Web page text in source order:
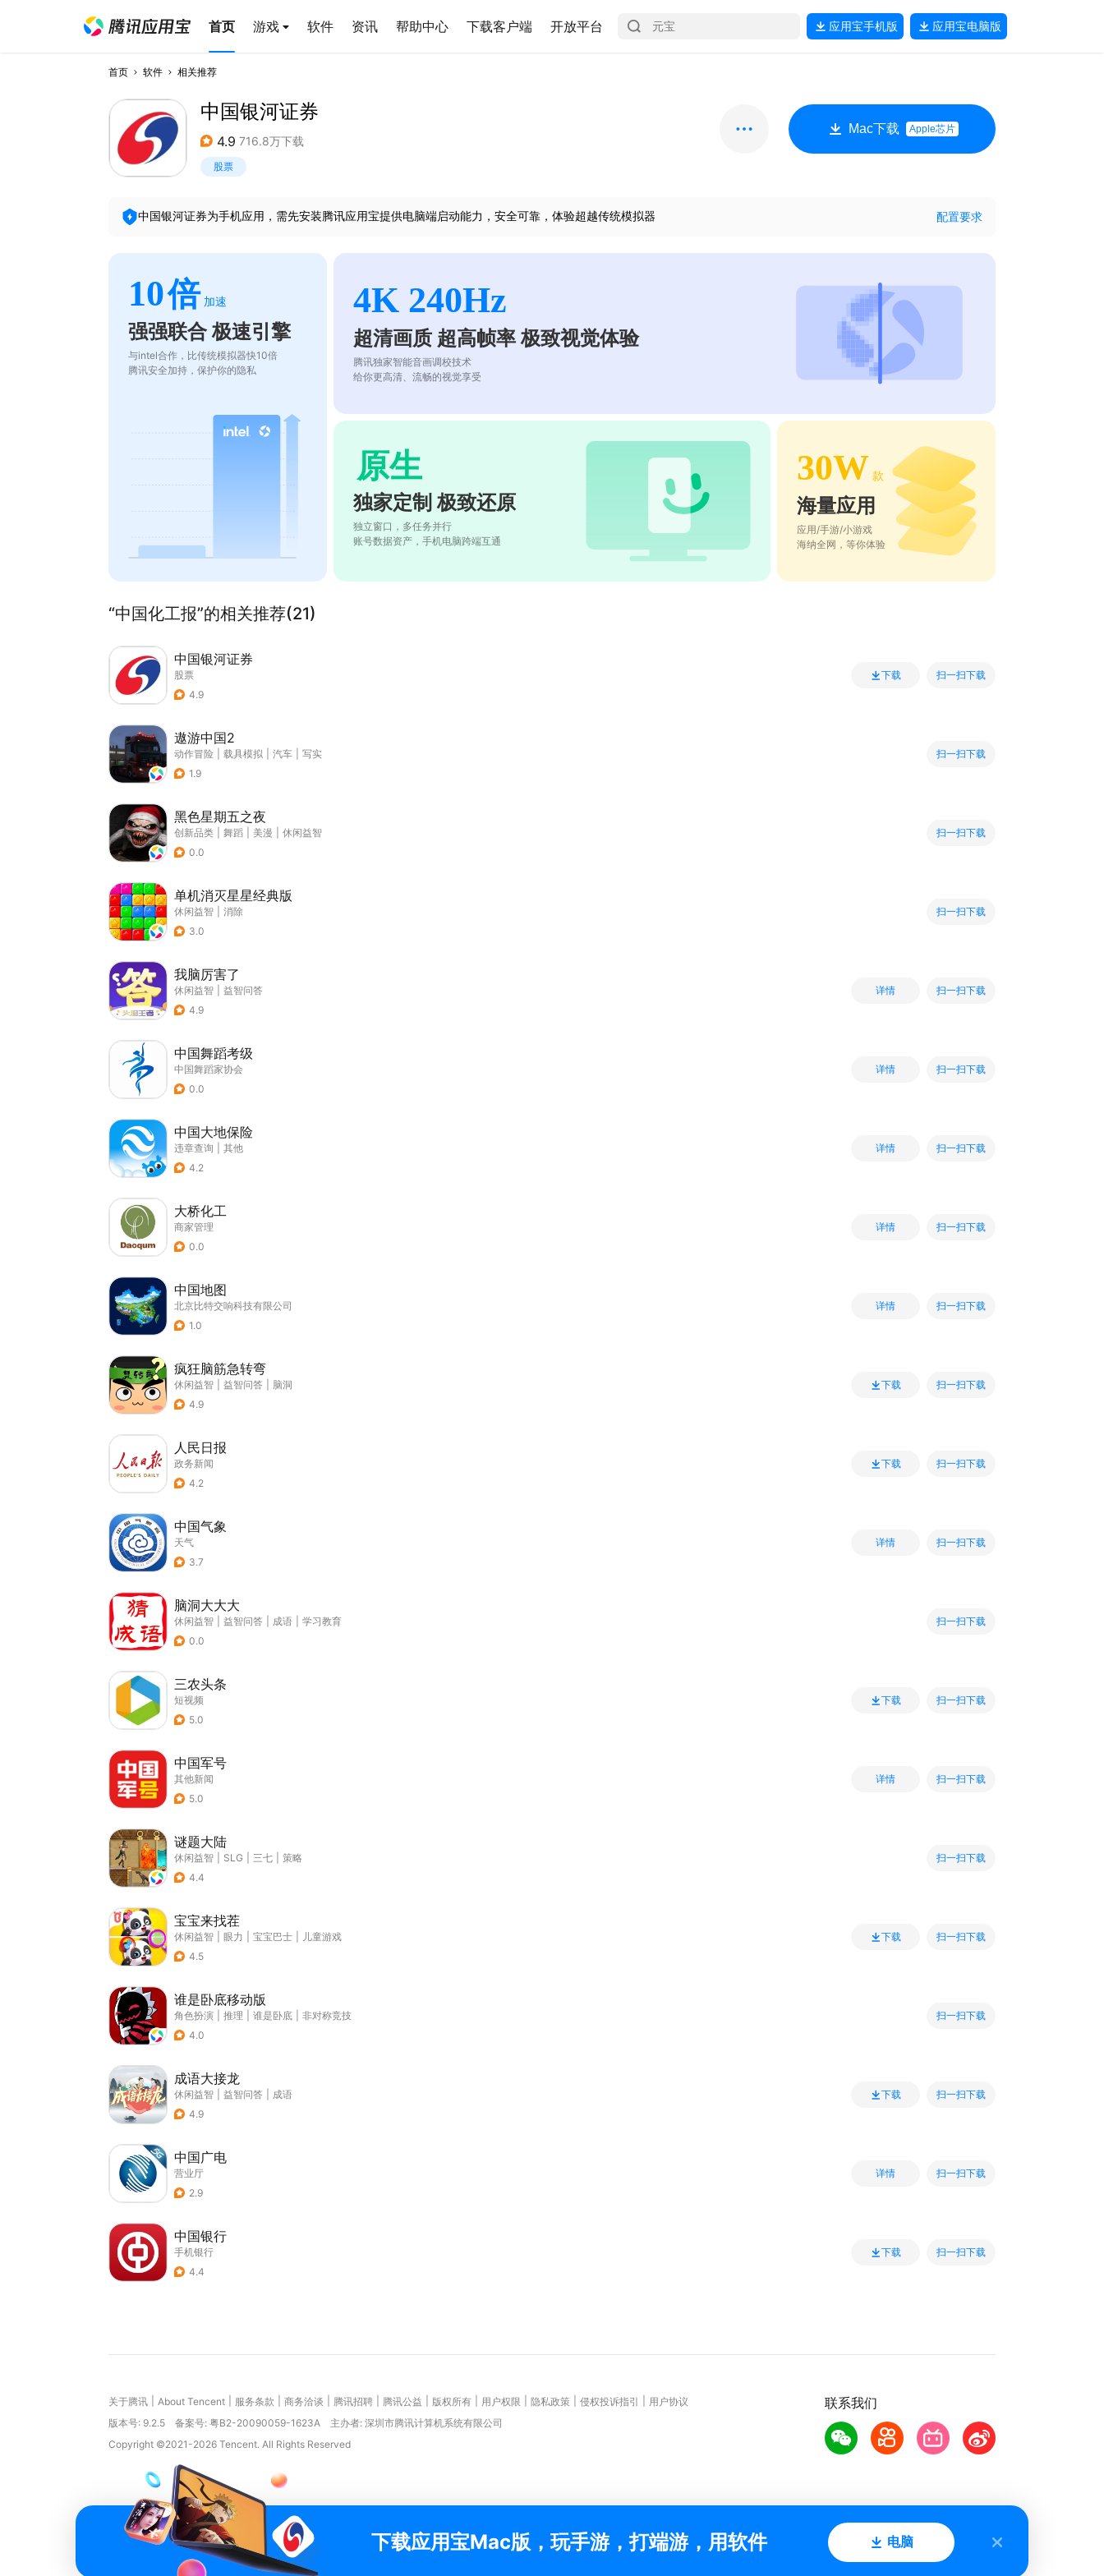
首页 游戏 软件 资讯 帮助中心 下载客户端 开放平台 应用宝手机版 应用宝电脑版
首页 软件 相关推荐
中国银河证券
4.9 716.8万下载
股票
Mac下载 Apple芯片
中国银河证券为手机应用，需先安装腾讯应用宝提供电脑端启动能力，安全可靠，体验超越传统模拟器 配置要求
10倍 加速
强强联合 极速引擎
与intel合作，比传统模拟器快10倍
腾讯安全加持，保护你的隐私
4K 240Hz
超清画质 超高帧率 极致视觉体验
腾讯独家智能音画调校技术
给你更高清、流畅的视觉享受
原生
独家定制 极致还原
独立窗口，多任务并行
账号数据资产，手机电脑跨端互通
30W 款
海量应用
应用/手游/小游戏
海纳全网，等你体验
“中国化工报”的相关推荐(21)
中国银河证券
股票
4.9
下载 扫一扫下载
遨游中国2
动作冒险 载具模拟 汽车
写实
1.9
扫一扫下载
黑色星期五之夜
创新品类 舞蹈 美漫
休闲益智
0.0
扫一扫下载
单机消灭星星经典版
休闲益智
消除
3.0
扫一扫下载
我脑厉害了
休闲益智
益智问答
4.9
详情 扫一扫下载
中国舞蹈考级
中国舞蹈家协会
0.0
详情 扫一扫下载
中国大地保险
违章查询
其他
4.2
详情 扫一扫下载
大桥化工
商家管理
0.0
详情 扫一扫下载
中国地图
北京比特交响科技有限公司
1.0
详情 扫一扫下载
疯狂脑筋急转弯
休闲益智 益智问答
脑洞
4.9
下载 扫一扫下载
人民日报
政务新闻
4.2
下载 扫一扫下载
中国气象
天气
3.7
详情 扫一扫下载
脑洞大大大
休闲益智 益智问答 成语
学习教育
0.0
扫一扫下载
三农头条
短视频
5.0
下载 扫一扫下载
中国军号
其他新闻
5.0
详情 扫一扫下载
谜题大陆
休闲益智 SLG 三七
策略
4.4
扫一扫下载
宝宝来找茬
休闲益智 眼力 宝宝巴士
儿童游戏
4.5
下载 扫一扫下载
谁是卧底移动版
角色扮演 推理 谁是卧底
非对称竞技
4.0
扫一扫下载
成语大接龙
休闲益智 益智问答
成语
4.9
下载 扫一扫下载
中国广电
营业厅
2.9
详情 扫一扫下载
中国银行
手机银行
4.4
下载 扫一扫下载
联系我们
关于腾讯 About Tencent 服务条款 商务洽谈 腾讯招聘 腾讯公益 版权所有 用户权限 隐私政策 侵权投诉指引
用户协议
版本号: 9.2.5 备案号: 粤B2-20090059-1623A
主办者: 深圳市腾讯计算机系统有限公司
Copyright ©2021-2026 Tencent. All Rights Reserved
下载应用宝Mac版，玩手游，打端游，用软件 电脑